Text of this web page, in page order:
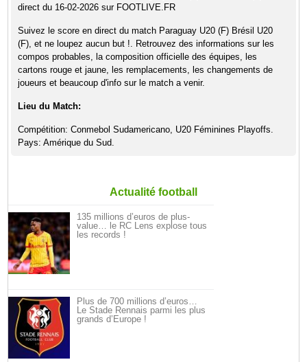
direct du 16-02-2026 sur FOOTLIVE.FR
Suivez le score en direct du match Paraguay U20 (F) Brésil U20
(F), et ne loupez aucun but !. Retrouvez des informations sur les
compos probables, la composition officielle des équipes, les
cartons rouge et jaune, les remplacements, les changements de
joueurs et beaucoup d'info sur le match a venir.
Lieu du Match:
Compétition: Conmebol Sudamericano, U20 Féminines Playoffs.
Pays: Amérique du Sud.
Actualité football
135 millions d’euros de plus-
value… le RC Lens explose tous
les records !
Plus de 700 millions d’euros…
Le Stade Rennais parmi les plus
grands d’Europe !